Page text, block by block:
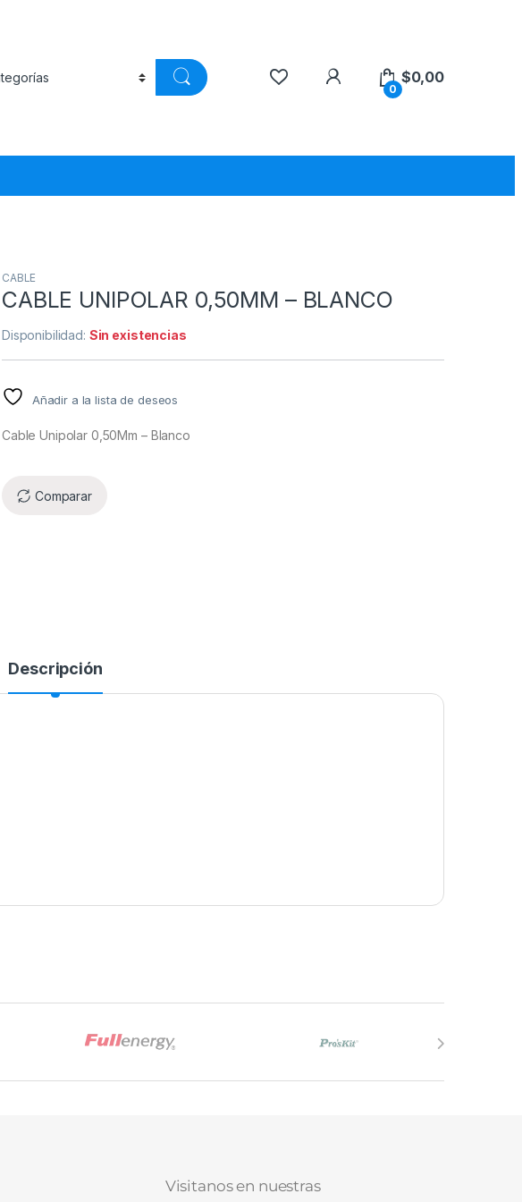
0
$0,00
CABLE
CABLE UNIPOLAR 0,50MM – BLANCO
Disponibilidad: Sin existencias
Añadir a la lista de deseos
Cable Unipolar 0,50Mm – Blanco
Comparar
Descripción
Visitanos en nuestras